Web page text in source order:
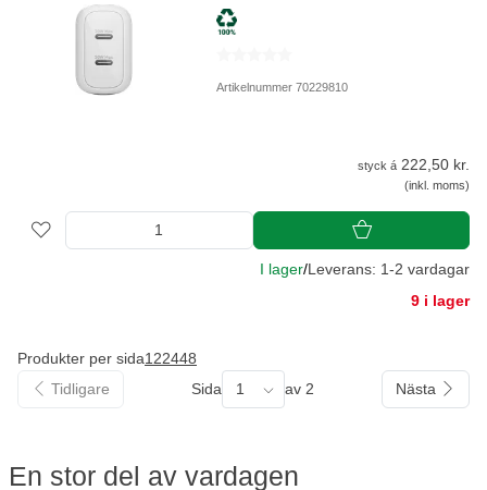
Artikelnummer 70229810
styck á 222,50 kr.
(inkl. moms)
I lager/Leverans: 1-2 vardagar
9 i lager
Produkter per sida122448
Tidligare
Sida 1 av 2 Nästa
En stor del av vardagen